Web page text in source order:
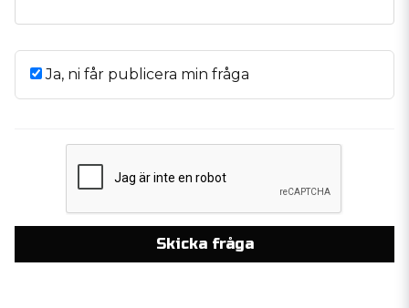
Ja, ni får publicera min fråga
Skicka fråga